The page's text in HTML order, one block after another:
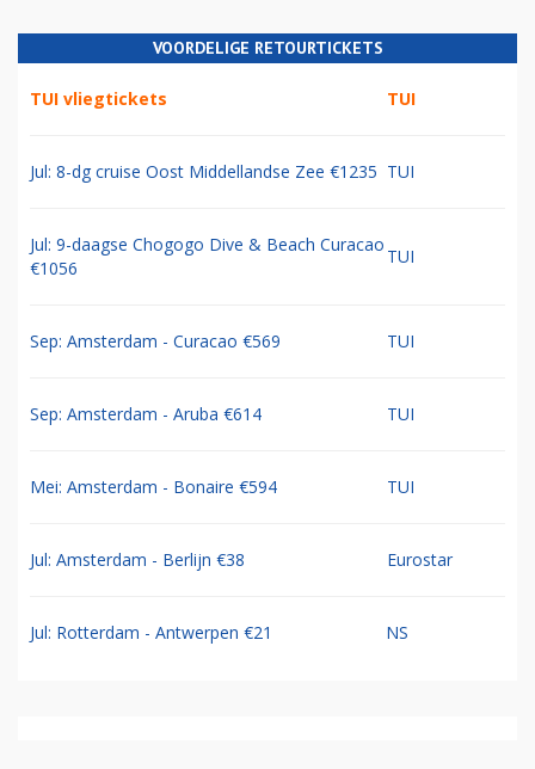
VOORDELIGE RETOURTICKETS
TUI vliegtickets TUI
Jul: 8-dg cruise Oost Middellandse Zee €1235 TUI
Jul: 9-daagse Chogogo Dive & Beach Curacao
€1056
TUI
Sep: Amsterdam - Curacao €569 TUI
Sep: Amsterdam - Aruba €614 TUI
Mei: Amsterdam - Bonaire €594 TUI
Jul: Amsterdam - Berlijn €38 Eurostar
Jul: Rotterdam - Antwerpen €21 NS